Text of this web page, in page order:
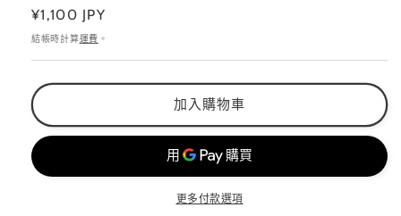
SPARKLE
N
Metallic
Series
量
Metallic
Aurora
Series
量
定
價
¥1,100 JPY
結帳時計算運費 。
加入購物車
更多付款選項